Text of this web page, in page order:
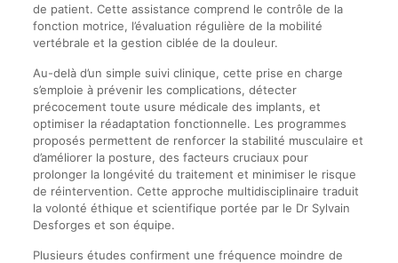
de patient. Cette assistance comprend le contrôle de la
fonction motrice, l’évaluation régulière de la mobilité
vertébrale et la gestion ciblée de la douleur.
Au-delà d’un simple suivi clinique, cette prise en charge
s’emploie à prévenir les complications, détecter
précocement toute usure médicale des implants, et
optimiser la réadaptation fonctionnelle. Les programmes
proposés permettent de renforcer la stabilité musculaire et
d’améliorer la posture, des facteurs cruciaux pour
prolonger la longévité du traitement et minimiser le risque
de réintervention. Cette approche multidisciplinaire traduit
la volonté éthique et scientifique portée par le Dr Sylvain
Desforges et son équipe.
Plusieurs études confirment une fréquence moindre de